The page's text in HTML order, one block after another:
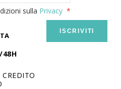
sulla Privacy
ISCRIVITI
48H